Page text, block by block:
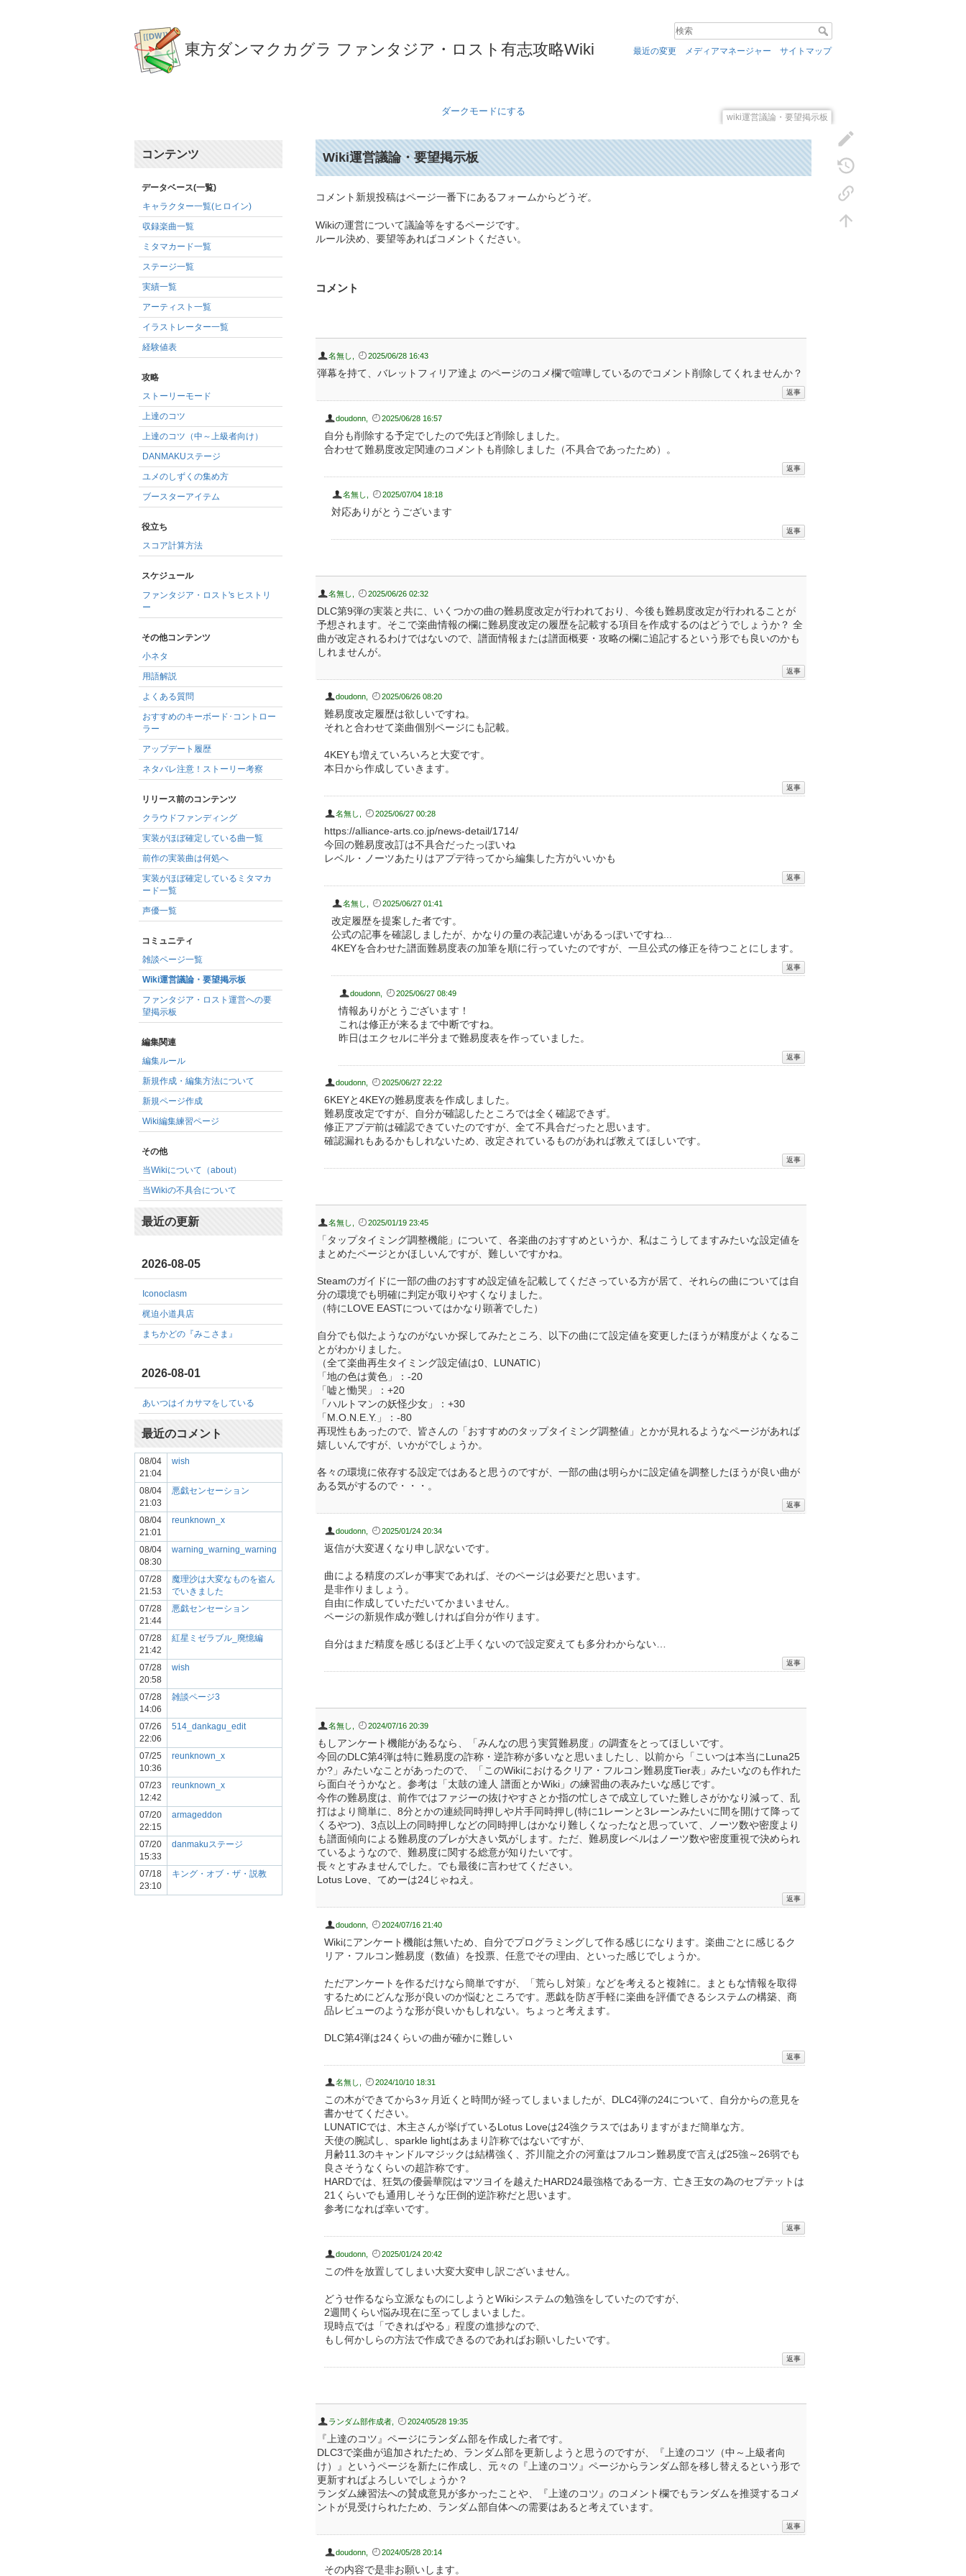
東方ダンマクカグラ ファンタジア・ロスト有志攻略Wiki 最近の変更 メディアマネージャー サイトマップ
ダークモードにする
コンテンツ
データベース(一覧)
キャラクター一覧(ヒロイン)
収録楽曲一覧
ミタマカード一覧
ステージ一覧
実績一覧
アーティスト一覧
イラストレーター一覧
経験値表
攻略
ストーリーモード
上達のコツ
上達のコツ（中～上級者向け）
DANMAKUステージ
ユメのしずくの集め方
ブースターアイテム
役立ち
スコア計算方法
スケジュール
ファンタジア・ロスト's ヒストリ
ー
その他コンテンツ
小ネタ
用語解説
よくある質問
おすすめのキーボード･コントロー
ラー
アップデート履歴
ネタバレ注意！ストーリー考察
リリース前のコンテンツ
クラウドファンディング
実装がほぼ確定している曲一覧
前作の実装曲は何処へ
実装がほぼ確定しているミタマカ
ード一覧
声優一覧
コミュニティ
雑談ページ一覧
Wiki運営議論・要望掲示板
ファンタジア・ロスト運営への要
望掲示板
編集関連
編集ルール
新規作成・編集方法について
新規ページ作成
Wiki編集練習ページ
その他
当Wikiについて（about）
当Wikiの不具合について
最近の更新
2026-08-05
Iconoclasm
梶迫小道具店
まちかどの『みこさま』
2026-08-01
あいつはイカサマをしている
最近のコメント
08/04
21:04
wish
08/04
21:03
悪戯センセーション
08/04
21:01
reunknown_x
08/04
08:30
warning_warning_warning
07/28
21:53
魔理沙は大変なものを盗ん
でいきました
07/28
21:44
悪戯センセーション
07/28
21:42
紅星ミゼラブル_廃憶編
07/28
20:58
wish
07/28
14:06
雑談ページ3
07/26
22:06
514_dankagu_edit
07/25
10:36
reunknown_x
07/23
12:42
reunknown_x
07/20
22:15
armageddon
07/20
15:33
danmakuステージ
07/18
23:10
キング・オブ・ザ・説教
wiki運営議論・要望掲示板
Wiki運営議論・要望掲示板
コメント新規投稿はページ一番下にあるフォームからどうぞ。
Wikiの運営について議論等をするページです。
ルール決め、要望等あればコメントください。
コメント
名無し 2025/06/28 16:43
弾幕を持て、バレットフィリア達よ のページのコメ欄で喧嘩しているのでコメント削除してくれませんか？
doudonn 2025/06/28 16:57
自分も削除する予定でしたので先ほど削除しました。
合わせて難易度改定関連のコメントも削除しました（不具合であったため）。
名無し 2025/07/04 18:18
対応ありがとうございます
名無し 2025/06/26 02:32
DLC第9弾の実装と共に、いくつかの曲の難易度改定が行われており、今後も難易度改定が行われることが
予想されます。そこで楽曲情報の欄に難易度改定の履歴を記載する項目を作成するのはどうでしょうか？ 全
曲が改定されるわけではないので、譜面情報または譜面概要・攻略の欄に追記するという形でも良いのかも
しれませんが。
doudonn 2025/06/26 08:20
難易度改定履歴は欲しいですね。
それと合わせて楽曲個別ページにも記載。
4KEYも増えていろいろと大変です。
本日から作成していきます。
名無し 2025/06/27 00:28
https://alliance-arts.co.jp/news-detail/1714/
今回の難易度改訂は不具合だったっぽいね
レベル・ノーツあたりはアプデ待ってから編集した方がいいかも
名無し 2025/06/27 01:41
改定履歴を提案した者です。
公式の記事を確認しましたが、かなりの量の表記違いがあるっぽいですね...
4KEYを合わせた譜面難易度表の加筆を順に行っていたのですが、一旦公式の修正を待つことにします。
doudonn 2025/06/27 08:49
情報ありがとうございます！
これは修正が来るまで中断ですね。
昨日はエクセルに半分まで難易度表を作っていました。
doudonn, 2025/06/27 22:22
6KEYと4KEYの難易度表を作成しました。
難易度改定ですが、自分が確認したところでは全く確認できず。
修正アプデ前は確認できていたのですが、全て不具合だったと思います。
確認漏れもあるかもしれないため、改定されているものがあれば教えてほしいです。
名無し 2025/01/19 23:45
「タップタイミング調整機能」について、各楽曲のおすすめというか、私はこうしてますみたいな設定値を
まとめたページとかほしいんですが、難しいですかね。
Steamのガイドに一部の曲のおすすめ設定値を記載してくださっている方が居て、それらの曲については自
分の環境でも明確に判定が取りやすくなりました。
（特にLOVE EASTについてはかなり顕著でした）
自分でも似たようなのがないか探してみたところ、以下の曲にて設定値を変更したほうが精度がよくなるこ
とがわかりました。
（全て楽曲再生タイミング設定値は0、LUNATIC）
「地の色は黄色」：-20
「嘘と慟哭」：+20
「ハルトマンの妖怪少女」：+30
「M.O.N.E.Y.」：-80
再現性もあったので、皆さんの「おすすめのタップタイミング調整値」とかが見れるようなページがあれば
嬉しいんですが、いかがでしょうか。
各々の環境に依存する設定ではあると思うのですが、一部の曲は明らかに設定値を調整したほうが良い曲が
ある気がするので・・・。
doudonn 2025/01/24 20:34
返信が大変遅くなり申し訳ないです。
曲による精度のズレが事実であれば、そのページは必要だと思います。
是非作りましょう。
自由に作成していただいてかまいません。
ページの新規作成が難しければ自分が作ります。
自分はまだ精度を感じるほど上手くないので設定変えても多分わからない…
名無し 2024/07/16 20:39
もしアンケート機能があるなら、「みんなの思う実質難易度」の調査をとってほしいです。
今回のDLC第4弾は特に難易度の詐称・逆詐称が多いなと思いましたし、以前から「こいつは本当にLuna25
か?」みたいなことがあったので、「このWikiにおけるクリア・フルコン難易度Tier表」みたいなのも作れた
ら面白そうかなと。参考は「太鼓の達人 譜面とかWiki」の練習曲の表みたいな感じです。
今作の難易度は、前作ではファジーの抜けやすさとか指の忙しさで成立していた難しさがかなり減って、乱
打はより簡単に、8分とかの連続同時押しや片手同時押し(特に1レーンと3レーンみたいに間を開けて降って
くるやつ)、3点以上の同時押しなどの同時押しはかなり難しくなったなと思っていて、ノーツ数や密度より
も譜面傾向による難易度のブレが大きい気がします。ただ、難易度レベルはノーツ数や密度重視で決められ
ているようなので、難易度に関する総意が知りたいです。
長々とすみませんでした。でも最後に言わせてください。
Lotus Love、てめーは24じゃねえ。
doudonn 2024/07/16 21:40
Wikiにアンケート機能は無いため、自分でプログラミングして作る感じになります。楽曲ごとに感じるク
リア・フルコン難易度（数値）を投票、任意でその理由、といった感じでしょうか。
ただアンケートを作るだけなら簡単ですが、「荒らし対策」などを考えると複雑に。まともな情報を取得
するためにどんな形が良いのか悩むところです。悪戯を防ぎ手軽に楽曲を評価できるシステムの構築、商
品レビューのような形が良いかもしれない。ちょっと考えます。
DLC第4弾は24くらいの曲が確かに難しい
名無し 2024/10/10 18:31
この木ができてから3ヶ月近くと時間が経ってしまいましたが、DLC4弾の24について、自分からの意見を
書かせてください。
LUNATICでは、木主さんが挙げているLotus Loveは24強クラスではありますがまだ簡単な方。
天使の腕試し、sparkle lightはあまり詐称ではないですが、
月齢11.3のキャンドルマジックは結構強く、芥川龍之介の河童はフルコン難易度で言えば25強～26弱でも
良さそうなくらいの超詐称です。
HARDでは、狂気の優曇華院はマツヨイを越えたHARD24最強格である一方、亡き王女の為のセプテットは
21くらいでも通用しそうな圧倒的逆詐称だと思います。
参考になれば幸いです。
doudonn 2025/01/24 20:42
この件を放置してしまい大変大変申し訳ございません。
どうせ作るなら立派なものにしようとWikiシステムの勉強をしていたのですが、
2週間くらい悩み現在に至ってしまいました。
現時点では「できればやる」程度の進捗なので、
もし何かしらの方法で作成できるのであればお願いしたいです。
ランダム部作成者 2024/05/28 19:35
『上達のコツ』ページにランダム部を作成した者です。
DLC3で楽曲が追加されたため、ランダム部を更新しようと思うのですが、『上達のコツ（中～上級者向
け）』というページを新たに作成し、元々の『上達のコツ』ページからランダム部を移し替えるという形で
更新すればよろしいでしょうか？
ランダム練習法への賛成意見が多かったことや、『上達のコツ』のコメント欄でもランダムを推奨するコメ
ントが見受けられたため、ランダム部自体への需要はあると考えています。
doudonn 2024/05/28 20:14
その内容で是非お願いします。